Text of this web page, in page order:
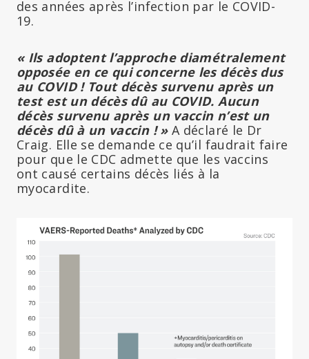
des années après l’infection par le COVID-
19.
« Ils adoptent l’approche diamétralement
opposée en ce qui concerne les décès dus
au COVID ! Tout décès survenu après un
test est un décès dû au COVID. Aucun
décès survenu après un vaccin n’est un
décès dû à un vaccin ! »A déclaré le Dr
Craig. Elle se demande ce qu’il faudrait faire
pour que le CDC admette que les vaccins
ont causé certains décès liés à la
myocardite.